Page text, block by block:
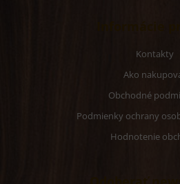
Kontakty
Ako
Obchodné
Podmienky ochrany
Hodnotenie